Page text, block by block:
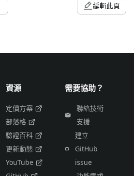
編輯此頁
資源
定價方案
部落格
驗證百科
更新動態
YouTube
需要協助？
聯絡技術
支援
建立
GitHub
issue